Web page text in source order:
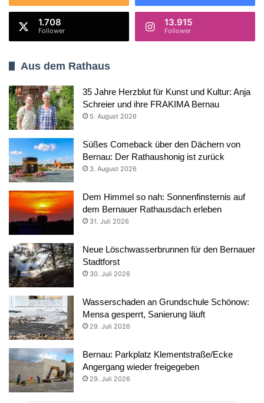
1.708
Follower
13.915
Follower
Aus dem Rathaus
35 Jahre Herzblut für Kunst und Kultur: Anja
Schreier und ihre FRAKIMA Bernau
5. August 2026
Süßes Comeback über den Dächern von
Bernau: Der Rathaushonig ist zurück
3. August 2026
Dem Himmel so nah: Sonnenfinsternis auf
dem Bernauer Rathausdach erleben
31. Juli 2026
Neue Löschwasserbrunnen für den Bernauer
Stadtforst
30. Juli 2026
Wasserschaden an Grundschule Schönow:
Mensa gesperrt, Sanierung läuft
29. Juli 2026
Bernau: Parkplatz Klementstraße/Ecke
Angergang wieder freigegeben
29. Juli 2026